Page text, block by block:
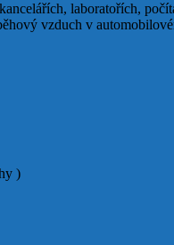
laboratořích,
vzduch v
)